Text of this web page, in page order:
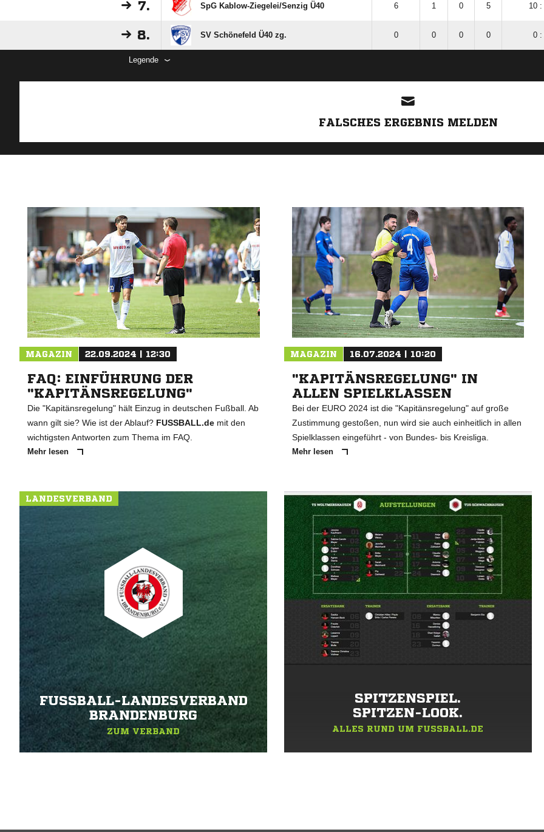
7. SpG Kablow-Ziegelei/​Senzig Ü40 6 1 0 5 10 :
8. SV Schönefeld Ü40 zg. 0 0 0 0 0 :
Legende
FALSCHES ERGEBNIS MELDEN
MAGAZIN 22.09.2024 | 12:30
FAQ: EINFÜHRUNG DER
"KAPITÄNSREGELUNG"
Die "Kapitänsregelung" hält Einzug in deutschen Fußball. Ab
wann gilt sie? Wie ist der Ablauf? FUSSBALL.de mit den
wichtigsten Antworten zum Thema im FAQ.
Mehr lesen
MAGAZIN 16.07.2024 | 10:20
"KAPITÄNSREGELUNG" IN
ALLEN SPIELKLASSEN
Bei der EURO 2024 ist die "Kapitänsregelung" auf große
Zustimmung gestoßen, nun wird sie auch einheitlich in allen
Spielklassen eingeführt - von Bundes- bis Kreisliga.
Mehr lesen
LANDESVERBAND
FUSSBALL-LANDESVERBAND B
RANDENBURG
ZUM VERBAND
SPITZENSPIEL.
SPITZEN-LOOK.
ALLES RUND UM FUSSBALL.DE